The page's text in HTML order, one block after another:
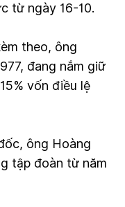
từ ngày 16-10.
theo, ông
đang nắm giữ
vốn điều lệ
ông Hoàng
tập đoàn từ năm